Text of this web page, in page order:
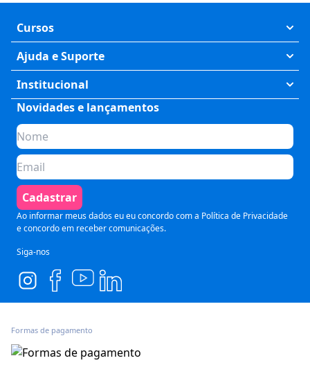
Cursos
Exatas
Humanas
Saúde
Tecnologia
Preparatórios
Comunicação
Pós Graduação
Ajuda e Suporte
Meus Cursos
Fale Conosco
Perguntas Frequentes
Formas de Pagamento
Política de Cancelamento
Termos de Uso
Segurança e Privacidade
Institucional
Quem somos
Planos de assinatura
Para Empresas
Seja um parceiro
Blog
Novidades e lançamentos
Cadastrar
Ao informar meus dados eu eu concordo com a Política de Privacidade
e concordo em receber comunicações.
Siga-nos
Formas de pagamento